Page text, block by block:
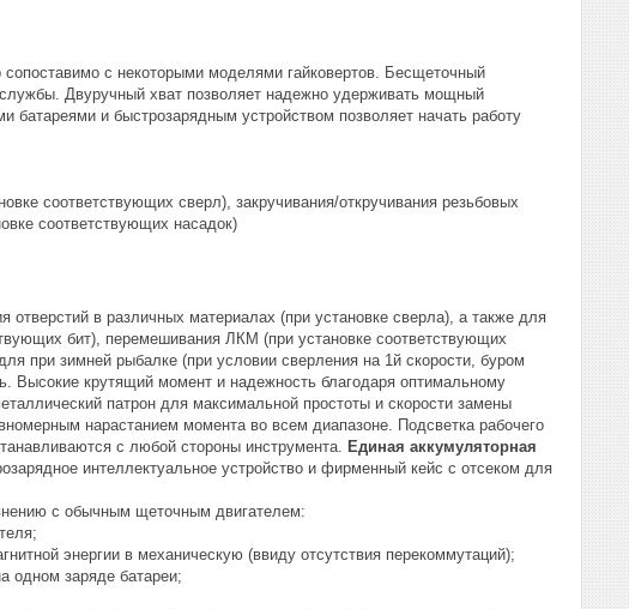
с некоторыми моделями гайковертов. Бесщеточный
службы. Двуручный хват позволяет надежно удерживать мощный
и быстрозарядным устройством позволяет начать работу
соответствующих сверл), закручивания/откручивания резьбовых
соответствующих насадок)
в различных материалах (при установке сверла), а также для
бит), перемешивания ЛКМ (при установке соответствующих
при зимней рыбалке (при условии сверления на 1й скорости, буром
Высокие крутящий момент и надежность благодаря оптимальному
патрон для максимальной простоты и скорости замены
нарастанием момента во всем диапазоне. Подсветка рабочего
с любой стороны инструмента. Единая аккумуляторная
интеллектуальное устройство и фирменный кейс с отсеком для
с обычным щеточным двигателем:
энергии в механическую (ввиду отсутствия перекоммутаций);
одном заряде батареи;